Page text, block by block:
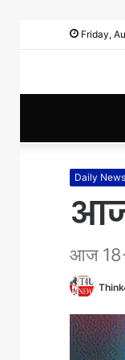
Friday,
Daily
आज
आज